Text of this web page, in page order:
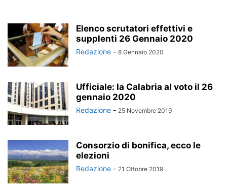
Elenco scrutatori effettivi e
supplenti 26 Gennaio 2020
Redazione - 8 Gennaio 2020
Ufficiale: la Calabria al voto il 26
gennaio 2020
Redazione - 25 Novembre 2019
Consorzio di bonifica, ecco le
elezioni
Redazione - 21 Ottobre 2019